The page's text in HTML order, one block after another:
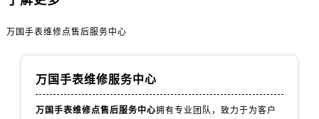
万国手表维修点售后服务中心
万国手表维修服务中心
万国手表维修点售后服务中心拥有专业团队，致力于为客户